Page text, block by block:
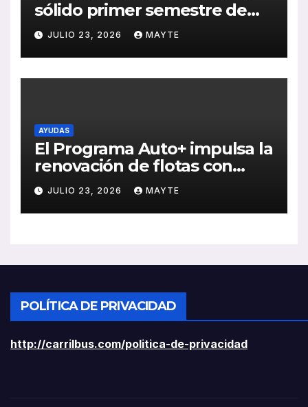
sólido primer semestre de
2026 con crecimiento en
ventas, pedidos y
rentabilidad
JULIO 23, 2026 MAYTE
AYUDAS
El Programa Auto+ impulsa la
renovación de flotas con
ayudas a vehículos eléctricos
ligeros
JULIO 23, 2026 MAYTE
POLÍTICA DE PRIVACIDAD
http://carrilbus.com/politica-de-privacidad